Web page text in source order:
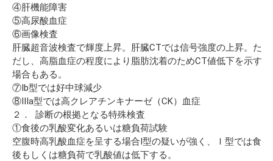
④肝機能障害
⑤高尿酸血症
⑥画像検査
肝臓超音波検査で輝度上昇。肝臓CTでは信号強度の上昇。た
だし、高脂血症の程度により脂肪沈着のためCT値低下を示す
場合もある。
⑦Ib型では好中球減少
⑧IIIa型では高クレアチンキナーゼ（CK）血症
２． 診断の根拠となる特殊検査
①食後の乳酸変化あるいは糖負荷試験
空腹時高乳酸血症を呈する場合I型の疑いが強く、Ｉ型では食
後もしくは糖負荷で乳酸値は低下する。